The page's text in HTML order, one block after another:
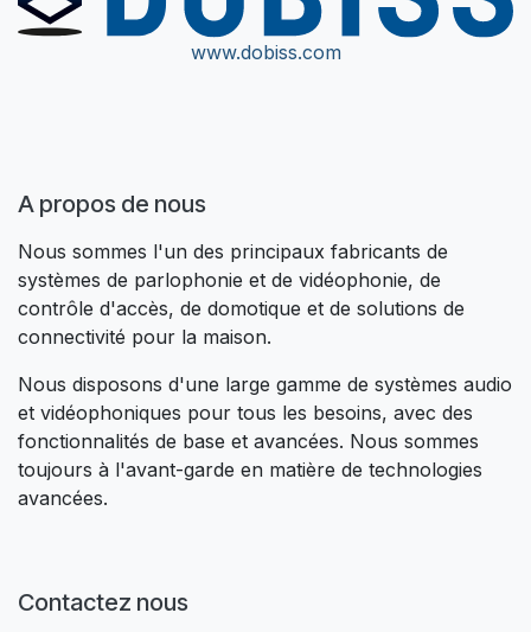
www.dobiss.com
A propos de nous​
Nous sommes l'un des principaux fabricants de
systèmes de parlophonie et de vidéophonie, de
contrôle d'accès, de domotique et de solutions de
connectivité pour la maison.
Nous disposons d'une large gamme de systèmes audio
et vidéophoniques pour tous les besoins, avec des
fonctionnalités de base et avancées. Nous sommes
toujours à l'avant-garde en matière de technologies
avancées.
Contactez nous